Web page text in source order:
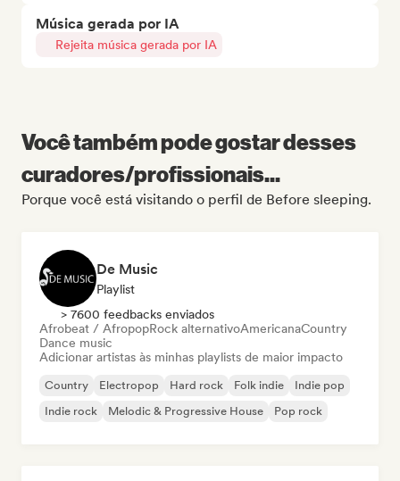
Música gerada por IA
Rejeita música gerada por IA
Você também pode gostar desses
curadores/profissionais...
Porque você está visitando o perfil de Before sleeping.
De Music
Playlist
> 7600 feedbacks enviados
Afrobeat / AfropopRock alternativoAmericanaCountry
Dance music
Adicionar artistas às minhas playlists de maior impacto
Country Electropop Hard rock Folk indie
Indie pop
Indie rock
Melodic & Progressive House Pop rock